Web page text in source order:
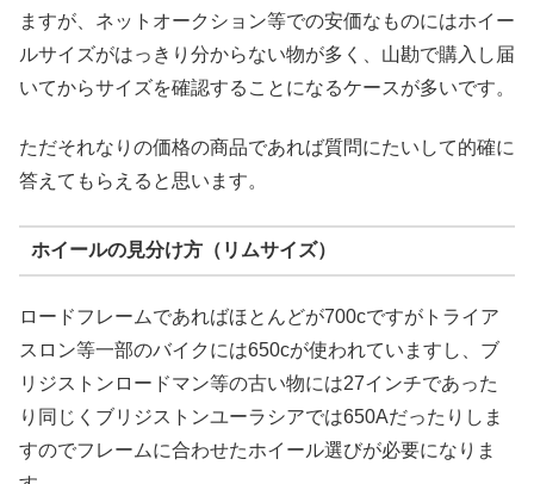
ますが、ネットオークション等での安価なものにはホイー
ルサイズがはっきり分からない物が多く、山勘で購入し届
いてからサイズを確認することになるケースが多いです。
ただそれなりの価格の商品であれば質問にたいして的確に
答えてもらえると思います。
ホイールの見分け方（リムサイズ）
ロードフレームであればほとんどが700cですがトライア
スロン等一部のバイクには650cが使われていますし、ブ
リジストンロードマン等の古い物には27インチであった
り同じくブリジストンユーラシアでは650Aだったりしま
すのでフレームに合わせたホイール選びが必要になりま